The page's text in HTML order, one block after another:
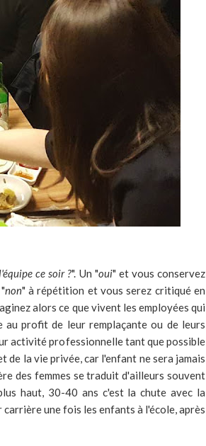
ce soir ?". Un "oui" et vous conservez
non" à répétition et vous serez critiqué en
alors ce que vivent les employées qui
au profit de leur remplaçante ou de leurs
activité professionnelle tant que possible
de la vie privée, car l'enfant ne sera jamais
des femmes se traduit d'ailleurs souvent
haut, 30-40 ans c'est la chute avec la
une fois les enfants à l'école, après